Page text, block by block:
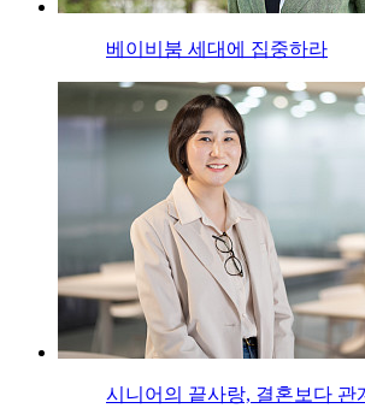
베이비붐 세대에 집중하라
시니어의 끝사랑, 결혼보다 관